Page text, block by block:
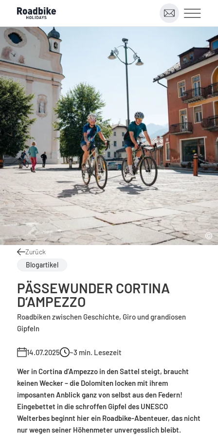
Zurück
Blogartikel
PÄSSEWUNDER CORTINA
D‘AMPEZZO
Roadbiken zwischen Geschichte, Giro und grandiosen
Gipfeln
14.07.2025 ~3 min. Lesezeit
Wer in Cortina d’Ampezzo in den Sattel steigt, braucht
keinen Wecker – die Dolomiten locken mit ihrem
imposanten Anblick ganz von selbst aus den Federn!
Eingebettet in die schroffen Gipfel des UNESCO
Welterbes beginnt hier ein Roadbike-Abenteuer, das nicht
nur wegen seiner Höhenmeter unvergesslich bleibt.